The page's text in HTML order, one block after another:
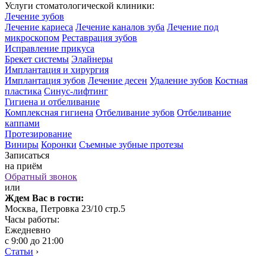
Услуги стоматологической клиники:
Лечение зубов
Лечение кариеса Лечение каналов зуба Лечение под
микроскопом Реставрация зубов
Исправление прикуса
Брекет системы Элайнеры
Имплантация и хирургия
Имплантация зубов Лечение десен Удаление зубов Костная
пластика Синус-лифтинг
Гигиена и отбеливание
Комплексная гигиена Отбеливание зубов Отбеливание
каппами
Протезирование
Виниры Коронки Съемные зубные протезы
Записаться
на приём
Обратный звонок
или
Ждем Вас в гости:
Москва, Петровка 23/10 стр.5
Часы работы:
Ежедневно
с 9:00 до 21:00
Статьи ›